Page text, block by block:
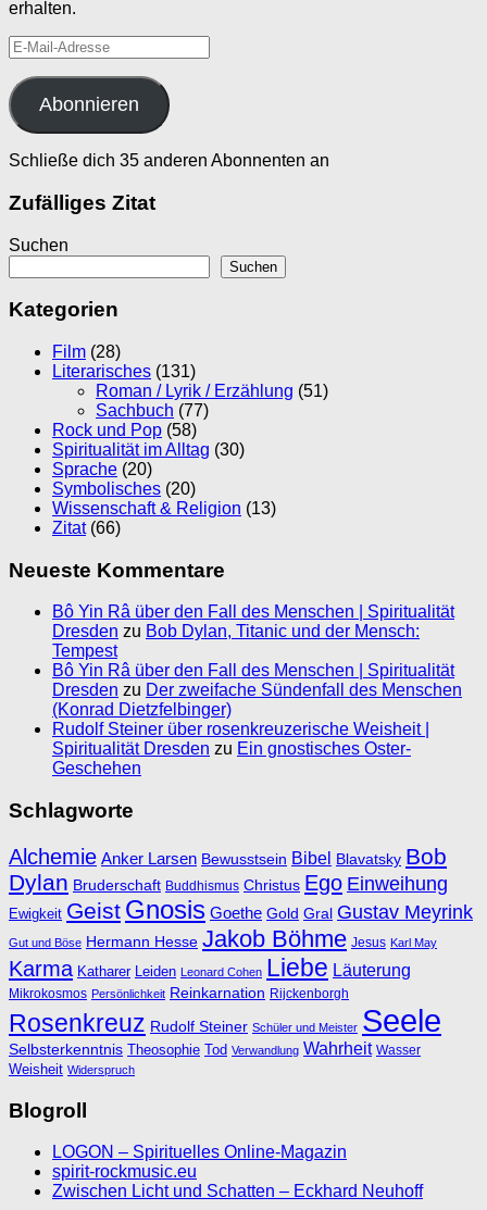
erhalten.
E-
Mail-
Adresse
Abonnieren
Schließe dich 35 anderen Abonnenten an
Zufälliges Zitat
Suchen
Suchen
Kategorien
Film (28)
Literarisches (131)
Roman / Lyrik / Erzählung (51)
Sachbuch (77)
Rock und Pop (58)
Spiritualität im Alltag (30)
Sprache (20)
Symbolisches (20)
Wissenschaft & Religion (13)
Zitat(66)
Neueste Kommentare
Bô Yin Râ über den Fall des Menschen | Spiritualität
Dresden zu Bob Dylan, Titanic und der Mensch:
Tempest
Bô Yin Râ über den Fall des Menschen | Spiritualität
Dresden zu Der zweifache Sündenfall des Menschen
(Konrad Dietzfelbinger)
Rudolf Steiner über rosenkreuzerische Weisheit |
Spiritualität Dresden zu Ein gnostisches Oster-
Geschehen
Schlagworte
Alchemie Anker Larsen Bewusstsein Bibel Blavatsky Bob
Dylan Bruderschaft Buddhismus Christus Ego Einweihung
Ewigkeit Geist Gnosis Goethe Gold Gral Gustav Meyrink
Gut und Böse Hermann Hesse Jakob Böhme Jesus Karl May
Karma Katharer Leiden Leonard Cohen Liebe Läuterung
Mikrokosmos Persönlichkeit Reinkarnation Rijckenborgh
Rosenkreuz Rudolf Steiner Schüler und Meister Seele
Selbsterkenntnis Theosophie Tod Verwandlung Wahrheit Wasser
Weisheit Widerspruch
Blogroll
LOGON – Spirituelles Online-Magazin
spirit-rockmusic.eu
Zwischen Licht und Schatten – Eckhard Neuhoff